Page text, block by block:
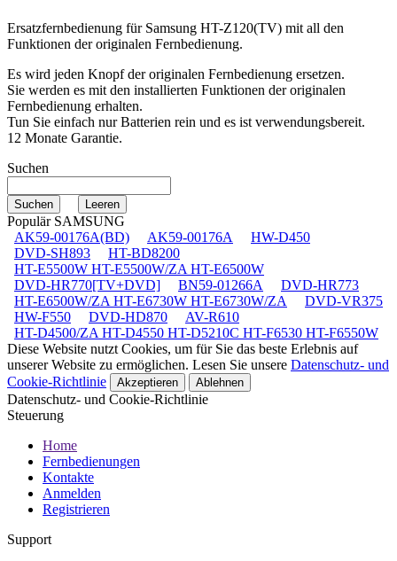
Ersatzfernbedienung fürSamsung HT-Z120(TV) mit all den
Funktionen der originalen Fernbedienung.
Es wird jeden Knopf der originalen Fernbedienung ersetzen.
Sie werden es mit den installierten Funktionen der originalen
Fernbedienung erhalten.
Tun Sie einfach nur Batterien rein und es ist verwendungsbereit.
12 Monate Garantie.
Suchen
Populär SAMSUNG
AK59-00176A(BD)
AK59-00176A
HW-D450
DVD-SH893
HT-BD8200
HT-E5500W HT-E5500W/ZA HT-E6500W
DVD-HR770[TV+DVD]
BN59-01266A
DVD-HR773
HT-E6500W/ZA HT-E6730W HT-E6730W/ZA
DVD-VR375
HW-F550
DVD-HD870
AV-R610
HT-D4500/ZA HT-D4550 HT-D5210C HT-F6530 HT-F6550W
Diese Website nutzt Cookies, um für Sie das beste Erlebnis auf
unserer Website zu ermöglichen. Lesen Sie unsere Datenschutz- und
Cookie-Richtlinie
Akzeptieren Ablehnen
Datenschutz- und Cookie-Richtlinie
Steuerung
Home
Fernbedienungen
Kontakte
Anmelden
Registrieren
Support